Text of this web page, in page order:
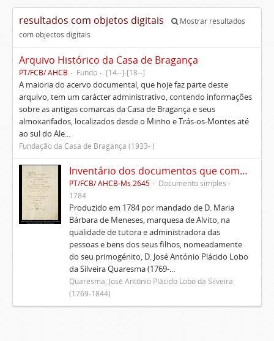
resultados com objetos digitais
Mostrar resultados
com objectos digitais
Arquivo Histórico da Casa de Bragança
PT/FCB/ AHCB Fundo [14--]-[18--]
A maioria do acervo documental, que hoje faz parte deste
arquivo, tem um carácter administrativo, contendo informações
sobre as antigas comarcas da Casa de Bragança e seus
almoxarifados, localizados desde o Minho e Trás-os-Montes até
ao sul do Ale...
Fundação da Casa de Bragança (1933- )
Inventário dos documentos que compõem o cartório da Casa de Alvito
PT/FCB/ AHCB-Ms.2645
Documento simples
1784
Produzido em 1784 por mandado de D. Maria
Bárbara de Meneses, marquesa de Alvito, na
qualidade de tutora e administradora das
pessoas e bens dos seus filhos, nomeadamente
do seu primogénito, D. José António Plácido Lobo
da Silveira Quaresma (1769-...
Quaresma, José António Plácido Lobo da Silveira
(1769-1844)